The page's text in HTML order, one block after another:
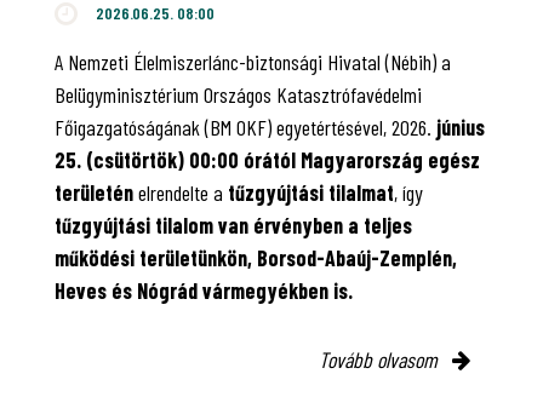
2026.06.25. 08:00
A Nemzeti Élelmiszerlánc-biztonsági Hivatal (Nébih) a
Belügyminisztérium Országos Katasztrófavédelmi
Főigazgatóságának (BM OKF) egyetértésével, 2026. június
25. (csütörtök) 00:00 órától Magyarország egész
területénelrendelte a tűzgyújtási tilalmat, így
tűzgyújtási tilalom van érvényben a teljes
működési területünkön, Borsod-Abaúj-Zemplén,
Heves és Nógrád vármegyékben is.
Tovább olvasom